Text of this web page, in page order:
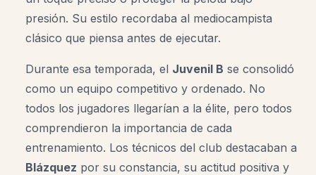
presión. Su estilo recordaba al mediocampista
clásico que piensa antes de ejecutar.
Durante esa temporada, el Juvenil B se consolidó
como un equipo competitivo y ordenado. No
todos los jugadores llegarían a la élite, pero todos
comprendieron la importancia de cada
entrenamiento. Los técnicos del club destacaban a
Blázquez por su constancia, su actitud positiva y